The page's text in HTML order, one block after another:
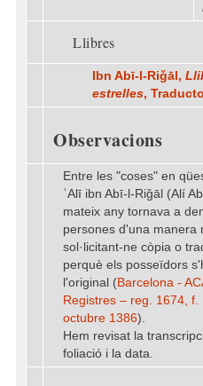
Llibres
Ibn Abī-l-Riǧāl,
estrelles,
Observacions
Entre les "coses" en
ʿAlī ibn Abī-l-Riǧāl (Alí
mateix any tornava a
persones d'una manera
sol·licitant-ne còpia o
perquè els posseïdors
l'original (Barcelona -
Registres – reg. 1674,
octubre 1386).
Hem revisat la
foliació i la data.